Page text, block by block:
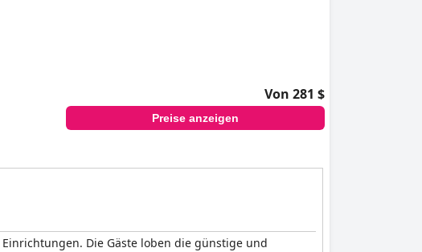
Von 281 $
Preise anzeigen
Die Gäste loben die günstige und